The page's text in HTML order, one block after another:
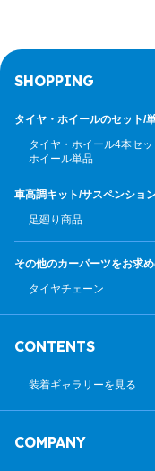
SHOPPING
タイヤ・ホイールのセット/
タイヤ・ホイール4本セッ
ホイール単品
車高調キット/サスペンショ
足廻り商品
その他のカーパーツをお求
タイヤチェーン
CONTENTS
装着ギャラリーを見る
COMPANY